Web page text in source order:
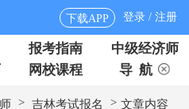
下载APP 登录 / 注册
报考指南
中级经济师
网校课程 导 航
> 吉林考试报名 > 文章内容